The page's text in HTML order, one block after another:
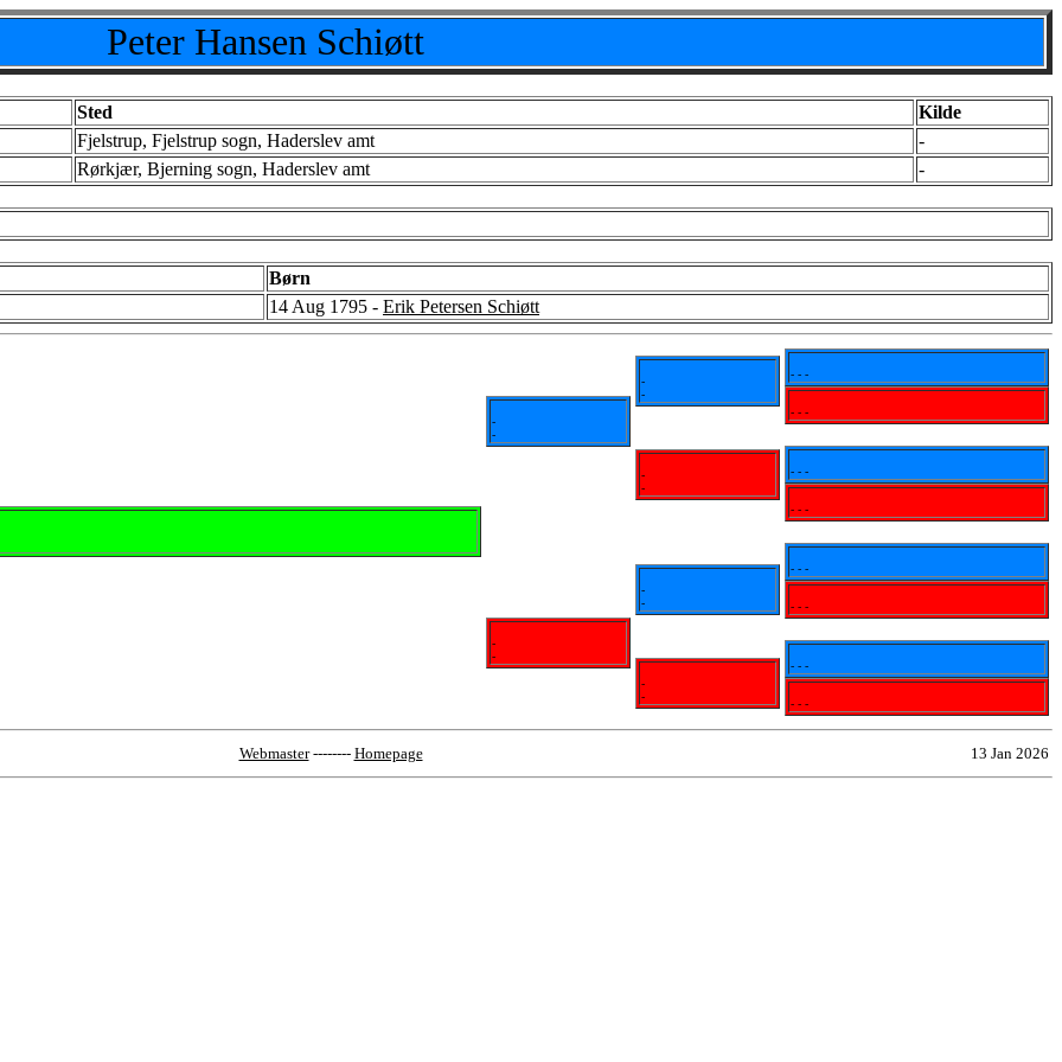
Peter Hansen Schiøtt
Sted
Kilde
Fjelstrup, Fjelstrup sogn, Haderslev amt
-
Rørkjær, Bjerning sogn, Haderslev amt -
Børn
14 Aug 1795 - Erik Petersen Schiøtt
-
-
-
-
-
-
-
-
-
-
-
-
- - -
- - -
- - -
- - -
- - -
- - -
- - -
- - -
Webmaster-------- Homepage 13 Jan 2026